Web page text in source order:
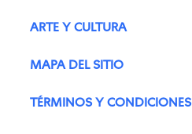
ARTE Y CULTURA
MAPA DEL SITIO
TÉRMINOS Y CONDICIONES